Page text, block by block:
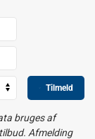
Tilmeld
bruges af
Afmelding